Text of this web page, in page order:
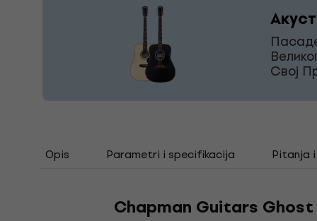
Свој
Opis Parametri i specifikacija Pitanja
Chapman Guitars